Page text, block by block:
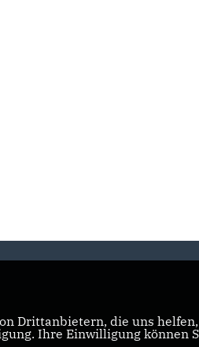
Drittanbietern, die uns
Ihre Einwilligung können